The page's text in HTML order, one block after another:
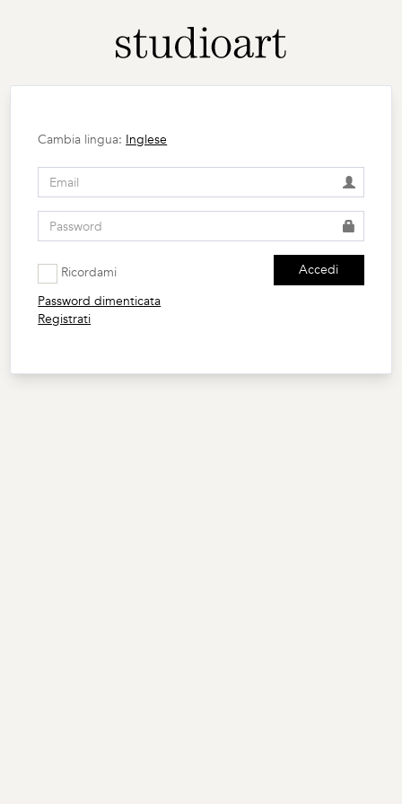
Cambia lingua: Inglese
Ricordami
Accedi
Password dimenticata
Registrati